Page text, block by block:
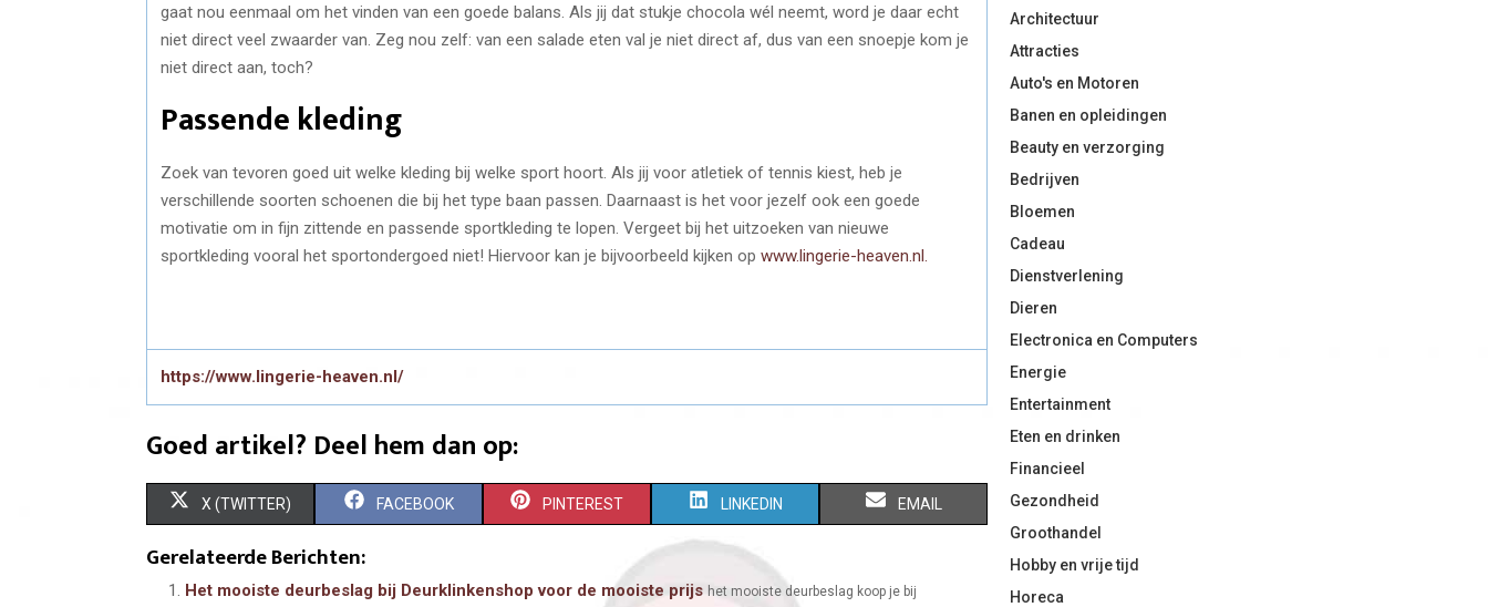
gaat nou eenmaal om het vinden van een goede balans. Als jij dat stukje chocola wél neemt, word je daar echt
niet direct veel zwaarder van. Zeg nou zelf: van een salade eten val je niet direct af, dus van een snoepje kom je
niet direct aan, toch?
Passende kleding
Zoek van tevoren goed uit welke kleding bij welke sport hoort. Als jij voor atletiek of tennis kiest, heb je
verschillende soorten schoenen die bij het type baan passen. Daarnaast is het voor jezelf ook een goede
motivatie om in fijn zittende en passende sportkleding te lopen. Vergeet bij het uitzoeken van nieuwe
sportkleding vooral het sportondergoed niet! Hiervoor kan je bijvoorbeeld kijken op www.lingerie-heaven.nl.
https://www.lingerie-heaven.nl/
Goed artikel? Deel hem dan op:
S
A
X (TWITTER) S
A
FACEBOOK S
PINTEREST S
H
A
LINKEDIN S
A
EMAIL
Gerelateerde Berichten:
Het mooiste deurbeslag bij Deurklinkenshop voor de mooiste prijs het mooiste deurbeslag koop je bij
Architectuur
Attracties
Auto's en Motoren
Banen en opleidingen
Beauty en verzorging
Bedrijven
Bloemen
Cadeau
Dienstverlening
Dieren
Electronica en Computers
Energie
Entertainment
Eten en drinken
Financieel
Gezondheid
Groothandel
Hobby en vrije tijd
Horeca